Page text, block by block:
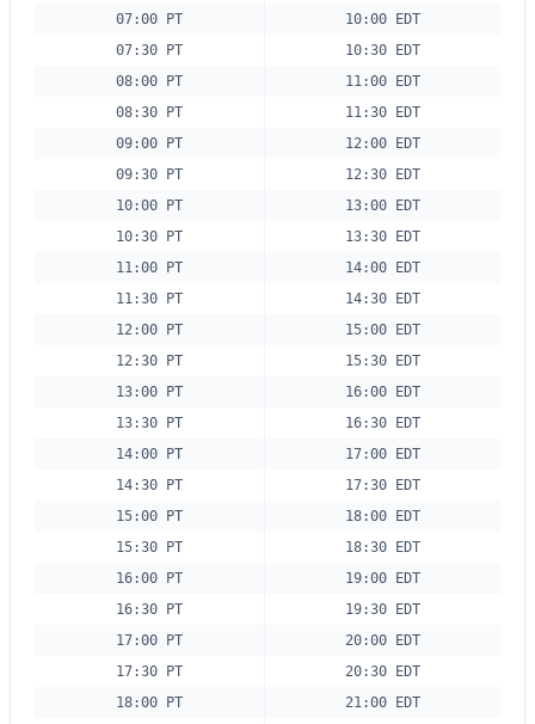
07:00 PT
10:00 EDT
07:30 PT
10:30 EDT
08:00 PT
11:00 EDT
08:30 PT
11:30 EDT
09:00 PT
12:00 EDT
09:30 PT
12:30 EDT
10:00 PT
13:00 EDT
10:30 PT
13:30 EDT
11:00 PT
14:00 EDT
11:30 PT
14:30 EDT
12:00 PT
15:00 EDT
12:30 PT
15:30 EDT
13:00 PT
16:00 EDT
13:30 PT
16:30 EDT
14:00 PT
17:00 EDT
14:30 PT
17:30 EDT
15:00 PT
18:00 EDT
15:30 PT
18:30 EDT
16:00 PT
19:00 EDT
16:30 PT
19:30 EDT
17:00 PT
20:00 EDT
17:30 PT
20:30 EDT
18:00 PT
21:00 EDT